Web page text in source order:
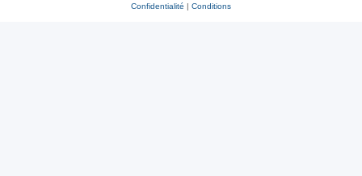
Confidentialité | Conditions